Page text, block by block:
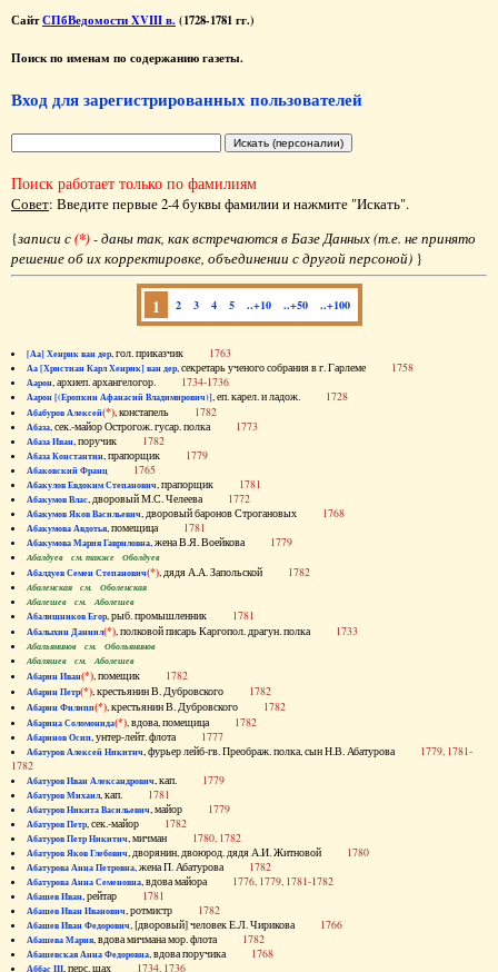
СайтСПбВедомости XVIII в. (1728-1781 гг.)
Поиск по именам по содержанию газеты.
Вход для зарегистрированных пользователей
Поиск работает только по фамилиям
Совет: Введите первые 2-4 буквы фамилии и нажмите "Искать".
{записи с(*)- даны так, как встречаются в Базе Данных (т.е. не принято
решение об их корректировке, объединении с другой персоной) }
1 2 3 4 5 ..+10 ..+50 ..+100
[Аа] Хенрик ван дер, гол. приказчик 1763
Аа [Христиан Карл Хенрик] ван дер, секретарь ученого собрания в г. Гарлеме 1758
Аарон, архиеп. архангелогор. 1734-1736
Аарон [(Еропкин Афанасий Владимирович)], еп. карел. и ладож. 1728
Абабуров Алексей(*), констапель 1782
Абаза, сек.-майор Острогож. гусар. полка 1773
Абаза Иван, поручик 1782
Абаза Константин, прапорщик 1779
Абаковский Франц 1765
Абакулов Евдоким Степанович, прапорщик 1781
Абакумов Влас, дворовый М.С. Челеева 1772
Абакумов Яков Васильевич, дворовый баронов Строгановых 1768
Абакумова Авдотья, помещица 1781
Абакумова Мария Гавриловна, жена В.Я. Воейкова 1779
Абалдуев см. также Оболдуев
Абалдуев Семен Степанович(*), дядя А.А. Запольской 1782
Абаленская см. Оболенская
Абалешев см. Аболешев
Абалишников Егор, рыб. промышленник 1781
Абалыхин Даниил(*), полковой писарь Каргопол. драгун. полка 1733
Абальянинов см. Обольянинов
Абаляшев см. Аболешев
Абарин Иван(*), помещик 1782
Абарин Петр(*), крестьянин В. Дубровского 1782
Абарин Филипп(*), крестьянин В. Дубровского 1782
Абарина Соломонида(*), вдова, помещица 1782
Абаринов Осип, унтер-лейт. флота 1777
Абатуров Алексей Никитич, фурьер лейб-гв. Преображ. полка, сын Н.В. Абатурова 1779, 1781-
1782
Абатуров Иван Александрович, кап. 1779
Абатуров Михаил, кап. 1781
Абатуров Никита Васильевич, майор 1779
Абатуров Петр, сек.-майор 1782
Абатуров Петр Никитич, мичман 1780, 1782
Абатуров Яков Глебович, дворянин, двоюрод. дядя А.И. Житновой 1780
Абатурова Анна Петровна, жена П. Абатурова 1782
Абатурова Анна Семеновна, вдова майора 1776, 1779, 1781-1782
Абашев Иван, рейтар 1781
Абашев Иван Иванович, ротмистр 1782
Абашев Иван Федорович, [дворовый] человек Е.Л. Чирикова 1766
Абашева Мария, вдова мичмана мор. флота 1782
Абашевская Анна Федоровна, вдова поручика 1768
Аббас III, перс. шах 1734, 1736